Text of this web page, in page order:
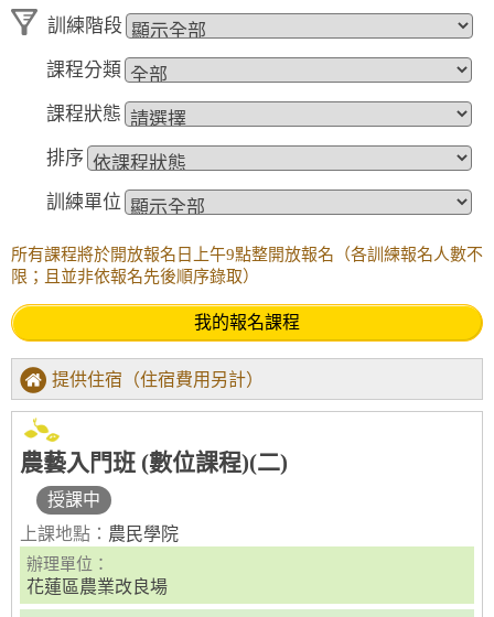
訓練階段
課程分類
課程狀態
排序
訓練單位
所有課程將於開放報名日上午9點整開放報名（各訓練報名人數不
限；且並非依報名先後順序錄取）
我的報名課程
提供住宿（住宿費用另計）
農藝入門班 (數位課程)(二)
授課中
上課地點： 農民學院
辦理單位：
花蓮區農業改良場